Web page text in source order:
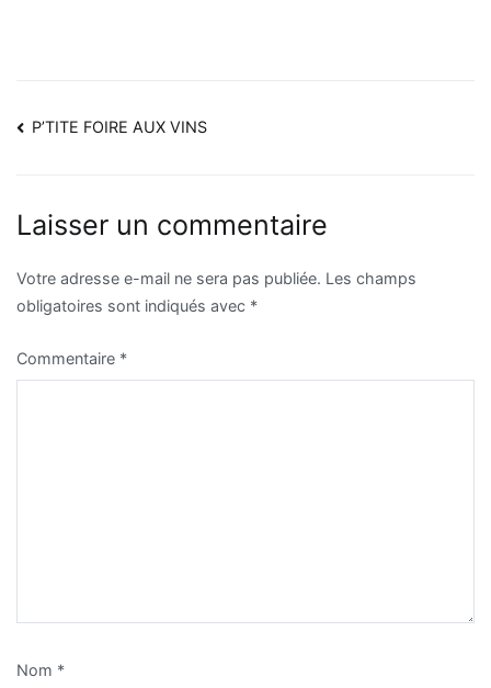
Navigation
l’article
P’TITE FOIRE AUX VINS
Laisser un commentaire
Votre adresse e-mail ne sera pas publiée. Les champs
obligatoires sont indiqués avec *
Commentaire *
Nom *